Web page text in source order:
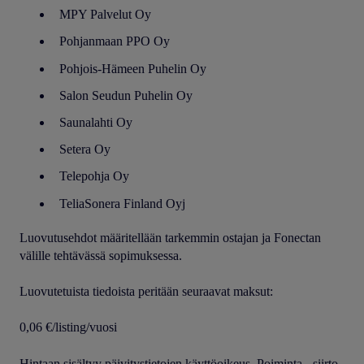
MPY Palvelut Oy
Pohjanmaan PPO Oy
Pohjois-Hämeen Puhelin Oy
Salon Seudun Puhelin Oy
Saunalahti Oy
Setera Oy
Telepohja Oy
TeliaSonera Finland Oyj
Luovutusehdot määritellään tarkemmin ostajan ja Fonectan
välille tehtävässä sopimuksessa.
Luovutetuista tiedoista peritään seuraavat maksut:
0,06 €/listing/vuosi